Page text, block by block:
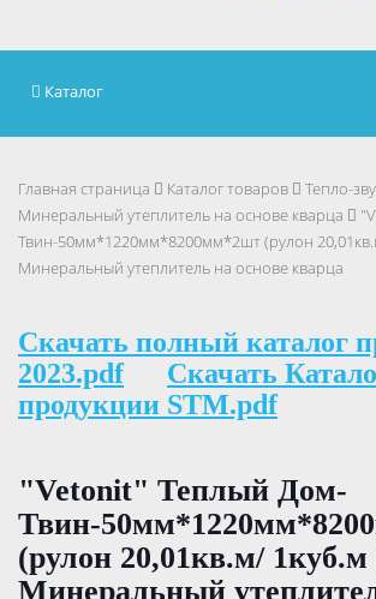
Каталог
Главная страница Каталог товаров
Тепло-
Минеральный утеплитель на основе кварца
Твин-50мм*1220мм*8200мм*2шт (рулон
Минеральный утеплитель на основе кварца
Скачать полный каталог
2023.pdf
Скачать
продукции STM.pdf
"Vetonit" Теплый Дом-
Твин-
(рулон 20,01кв.м/ 1куб.м
Минеральный